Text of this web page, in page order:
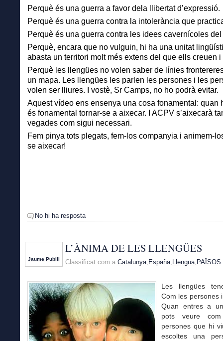
Perquè és una guerra a favor dela llibertat d’expressió.
Perquè és una guerra contra la intolerància que
Perquè és una guerra contra les idees cavernícoles del
Perquè, encara que no vulguin, hi ha una unitat
abasta un territori molt més extens del que ells creuen i
Perquè les llengües no volen saber de línies
un mapa. Les llengües les parlen les persones i les
volen ser lliures. I vostè, Sr Camps, no ho podrà evitar.
Aquest vídeo ens ensenya una cosa fonamental: quan
és fonamental tornar-se a aixecar. I ACPV s’aixecarà
vegades com sigui necessari.
Fem pinya tots plegats, fem-los companyia i animem-
se aixecar!
No hi ha resposta
Jaume Pubill
L’ÀNIMA DE LES LLENGÜES
Classificat com a Catalunya, España, Llengua, PAÏSOS
Les llengües
Com les persones
Quan entres a
pots veure
persones que hi
escoltes una